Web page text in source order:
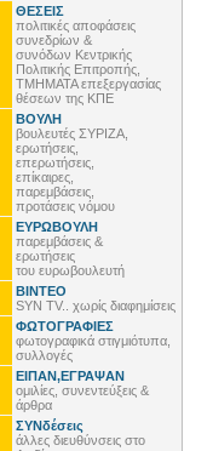
ΘΕΣΕΙΣ
πολιτικές αποφάσεις
συνεδρίων &
συνόδων Κεντρικής
Πολιτικής Επιτροπής,
ΤΜΗΜΑΤΑ επεξεργασίας
θέσεων της ΚΠΕ
ΒΟΥΛΗ
βουλευτές ΣΥΡΙΖΑ,
ερωτήσεις,
επερωτήσεις,
επίκαιρες,
παρεμβάσεις,
προτάσεις νόμου
ΕΥΡΩΒΟΥΛΗ
παρεμβάσεις &
ερωτήσεις
του ευρωβουλευτή
ΒΙΝΤΕΟ
SYN TV.. χωρίς διαφημίσεις
ΦΩΤΟΓΡΑΦΙΕΣ
φωτογραφικά στιγμιότυπα,
συλλογές
ΕΙΠΑΝ,ΕΓΡΑΨΑΝ
ομιλίες, συνεντεύξεις &
άρθρα
ΣΥΝδέσεις
άλλες διευθύνσεις στο